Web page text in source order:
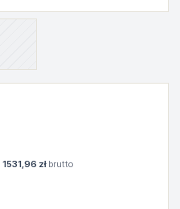
1531,96 złbrutto